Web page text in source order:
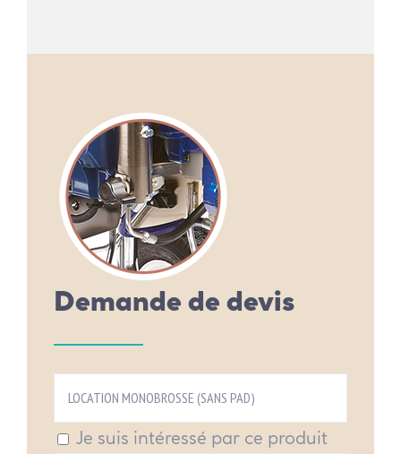
Demande de devis
Je suis intéressé par ce produit